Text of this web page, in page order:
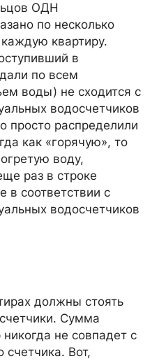
ОДН
по несколько
квартиру.
в
по всем
воды) не сходится с
водосчетчиков
просто распределили
как «горячую», то
воду,
раз в строке
в соответствии с
водосчетчиков
должны стоять
Сумма
не совпадет с
Вот,